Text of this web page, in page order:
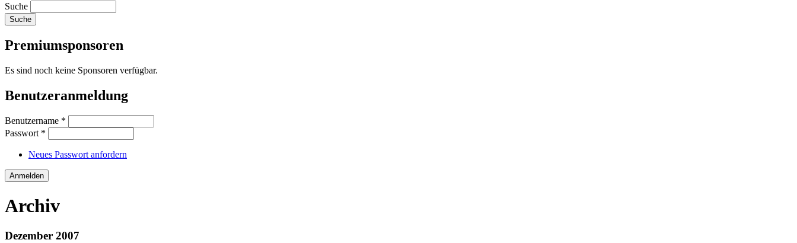
Suche
Premiumsponsoren
Es sind noch keine Sponsoren verfügbar.
Benutzeranmeldung
Benutzername *
Passwort *
Neues Passwort anfordern
Archiv
Dezember 2007